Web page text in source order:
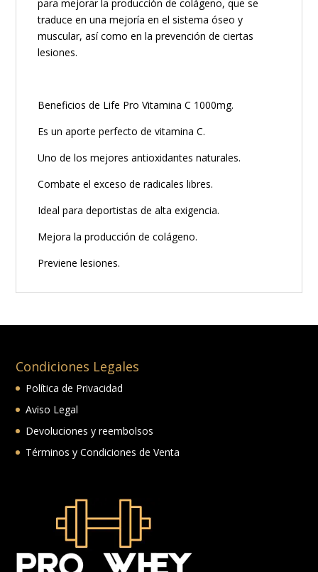
para mejorar la producción de colágeno, que se
traduce en una mejoría en el sistema óseo y
muscular, así como en la prevención de ciertas
lesiones.
Beneficios de Life Pro Vitamina C 1000mg.
Es un aporte perfecto de vitamina C.
Uno de los mejores antioxidantes naturales.
Combate el exceso de radicales libres.
Ideal para deportistas de alta exigencia.
Mejora la producción de colágeno.
Previene lesiones.
Condiciones Legales
Política de Privacidad
Aviso Legal
Devoluciones y reembolsos
Términos y Condiciones de Venta